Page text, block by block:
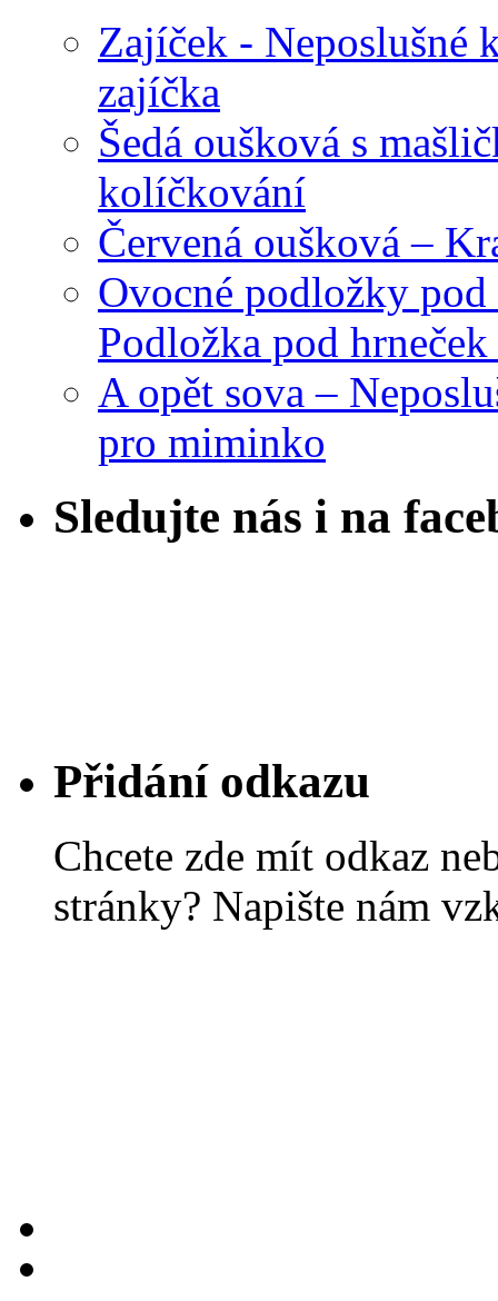
Zajíček - Neposlušné
zajíčka
Šedá oušková s
kolíčkování
Červená oušková –
Ovocné podložky
Podložka pod
A opět sova –
pro miminko
Sledujte nás i na
Přidání odkazu
Chcete zde mít odkaz
stránky? Napište nám